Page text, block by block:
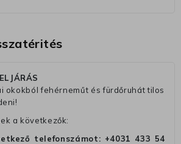
okokból fehérneműt és fürdőruhát tilos
a következők:
telefonszámot: +4031 433 54